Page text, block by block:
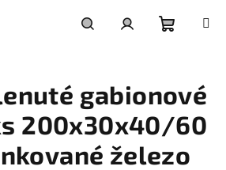
košík
gabionové
200x30x40/60
železo